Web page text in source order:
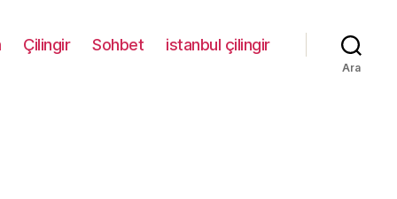
Çilingir Sohbet istanbul çilingir
Ara